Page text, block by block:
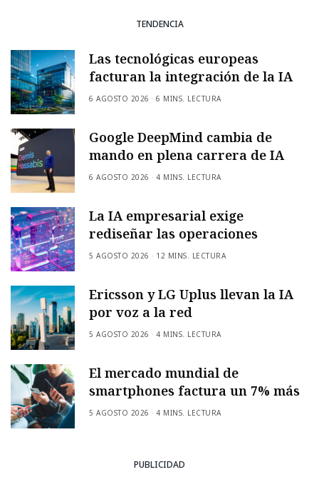
TENDENCIA
Las tecnológicas europeas
facturan la integración de la IA
6 AGOSTO 2026 6 MINS. LECTURA
Google DeepMind cambia de
mando en plena carrera de IA
6 AGOSTO 2026 4 MINS. LECTURA
La IA empresarial exige
rediseñar las operaciones
5 AGOSTO 2026 12 MINS. LECTURA
Ericsson y LG Uplus llevan la IA
por voz a la red
5 AGOSTO 2026 4 MINS. LECTURA
El mercado mundial de
smartphones factura un 7% más
5 AGOSTO 2026 4 MINS. LECTURA
PUBLICIDAD